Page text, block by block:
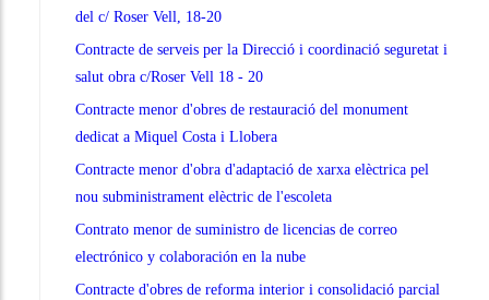
del c/ Roser Vell, 18-20
Contracte de serveis per la Direcció i coordinació seguretat i
salut obra c/Roser Vell 18 - 20
Contracte menor d'obres de restauració del monument
dedicat a Miquel Costa i Llobera
Contracte menor d'obra d'adaptació de xarxa elèctrica pel
nou subministrament elèctric de l'escoleta
Contrato menor de suministro de licencias de correo
electrónico y colaboración en la nube
Contracte d'obres de reforma interior i consolidació parcial